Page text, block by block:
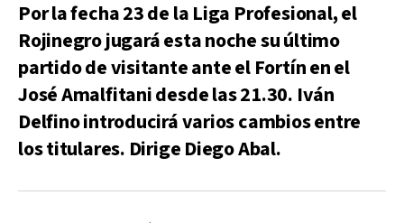
Por la fecha 23 de la Liga Profesional, el
Rojinegro jugará esta noche su último
partido de visitante ante el Fortín en el
José Amalfitani desde las 21.30. Iván
Delfino introducirá varios cambios entre
los titulares. Dirige Diego Abal.